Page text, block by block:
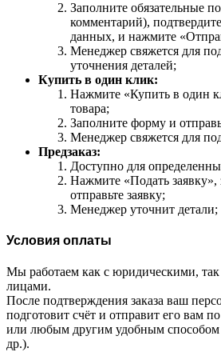
Заполните обязательные
комментарий),
данных, и нажмите
Менеджер свяжется для
уточнения деталей;
Купить в один клик:
Нажмите «Купить в один
товара;
Заполните форму и
Менеджер свяжется для
Предзаказ:
Доступно для
Нажмите «Подать
отправьте заявку;
Менеджер уточнит детали;
Условия оплаты
Мы работаем как с юридическими,
лицами.
После подтверждения заказа ваш
подготовит счёт и отправит его вам
или любым другим удобным способом
др.).